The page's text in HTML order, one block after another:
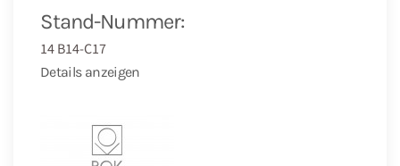
Stand-Nummer:
14 B14-C17
Details anzeigen